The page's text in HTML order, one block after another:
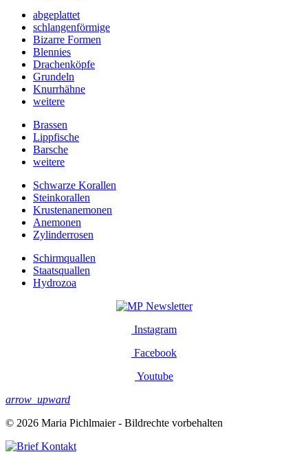
abgeplattet
schlangenförmige
Bizarre Formen
Blennies
Drachenköpfe
Grundeln
Knurrhähne
weitere
Brassen
Lippfische
Barsche
weitere
Schwarze Korallen
Steinkorallen
Krustenanemonen
Anemonen
Zylinderrosen
Schirmquallen
Staatsquallen
Hydrozoa
Newsletter
Instagram
Facebook
Youtube
arrow_upward
© 2026 Maria Pichlmaier - Bildrechte vorbehalten
Kontakt